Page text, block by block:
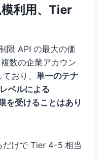
利用、Tier
限 API の最大の価
数の企業アカウン
おり、 単一のテナ
ベルによる
を受けることはあり
だけで Tier 4-5 相当